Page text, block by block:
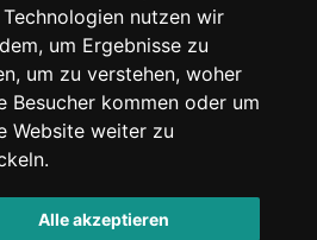
Technologien nutzen wir
um Ergebnisse zu
um zu verstehen, woher
Besucher kommen oder um
Website weiter zu
Alle akzeptieren